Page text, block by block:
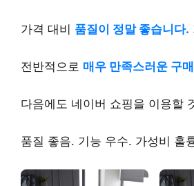
가격 대비 품질이 정말 좋습니다.
전반적으로 매우 만족스러운 구
다음에도 네이버 쇼핑을 이용할
품질 좋음. 기능 우수. 가성비 훌